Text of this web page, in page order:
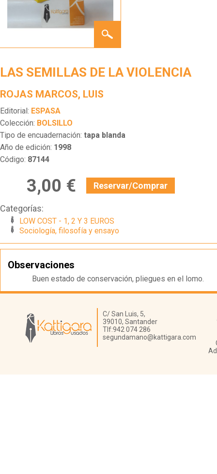
SEMILLAS
LAS SEMILLAS DE LA VIOLENCIA
ROJAS MARCOS, LUIS
Editorial: ESPASA
Colección: BOLSILLO
Tipo de encuadernación: tapa blanda
Año de edición: 1998
Código: 87144
3,00 € Reservar/Comprar
Categorías:
LOW COST - 1, 2 Y 3 EUROS
Sociología, filosofía y ensayo
Observaciones
Buen estado de conservación, pliegues en el lomo.
Librería Kattigara
C/ San Luis, 5,
39010, Santander
Tlf:942 074 286
segundamano@kattigara.com